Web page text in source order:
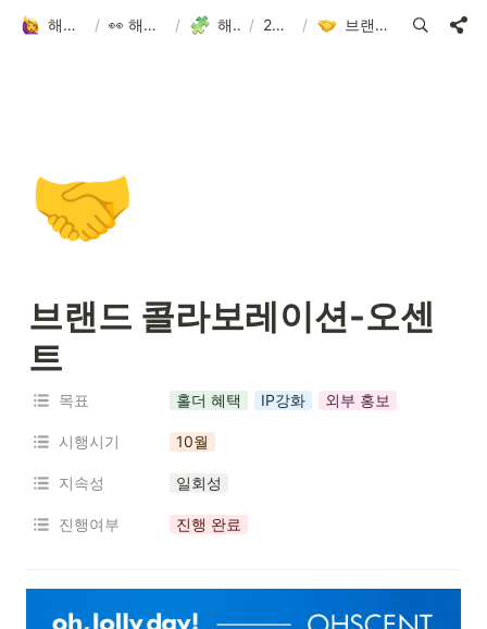
해피어타운 입주민 되고 싶은 사람?! / 👀 해피어타운 NFT에 대한 모든 것! / 해피어타운 로드맵 / 2022.3Q-4Q / 브랜드 콜라보레이션-오센트
🤝
브랜드 콜라보레이션-오센
트
목표 홀더 혜택 IP강화 외부 홍보
시행시기 10월
지속성 일회성
진행여부 진행 완료